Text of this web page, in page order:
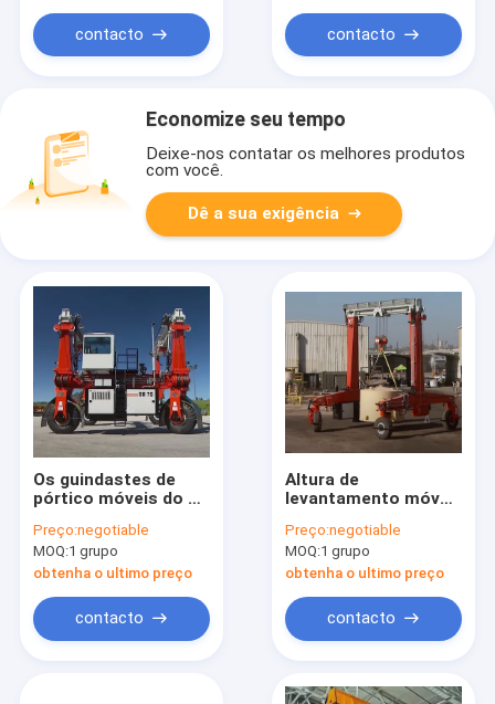
contacto contacto
Economize seu tempo
Deixe-nos contatar os melhores produtos
com você.
Dê a sua exigência
Os guindastes de
pórtico móveis do de
precisam o
levantamento no
estaleiro
Preço:negotiable
MOQ:1 grupo
obtenha o ultimo preço
contacto
Altura de
levantamento móvel
capacidade 6~35m
dos guindastes de
pórtico 25-100t
Preço:negotiable
MOQ:1 grupo
obtenha o ultimo preço
contacto